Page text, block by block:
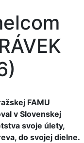
FAMU
v Slovenskej
svoje úlety,
do svojej dielne.